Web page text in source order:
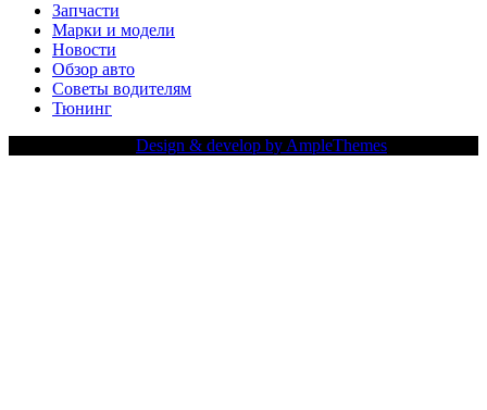
Запчасти
Марки и модели
Новости
Обзор авто
Советы водителям
Тюнинг
Design & develop by AmpleThemes